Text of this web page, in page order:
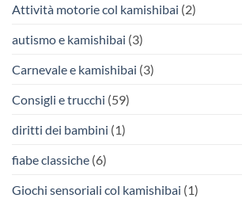
Attività motorie col kamishibai (2)
autismo e kamishibai (3)
Carnevale e kamishibai (3)
Consigli e trucchi (59)
diritti dei bambini (1)
fiabe classiche (6)
Giochi sensoriali col kamishibai (1)